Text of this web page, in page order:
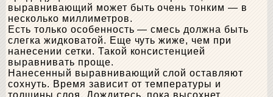
выравнивающий может быть очень тонким — в
несколько миллиметров.
Есть только особенность — смесь должна быть
слегка жидковатой. Еще чуть жиже, чем при
нанесении сетки. Такой консистенцией
выравнивать проще.
Нанесенный выравнивающий слой оставляют
сохнуть. Время зависит от температуры и
толщины слоя. Дождитесь, пока высохнет